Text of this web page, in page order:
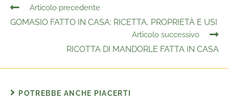
Articolo precedente
GOMASIO FATTO IN CASA: RICETTA, PROPRIETÀ E USI
Articolo successivo
RICOTTA DI MANDORLE FATTA IN CASA
POTREBBE ANCHE PIACERTI